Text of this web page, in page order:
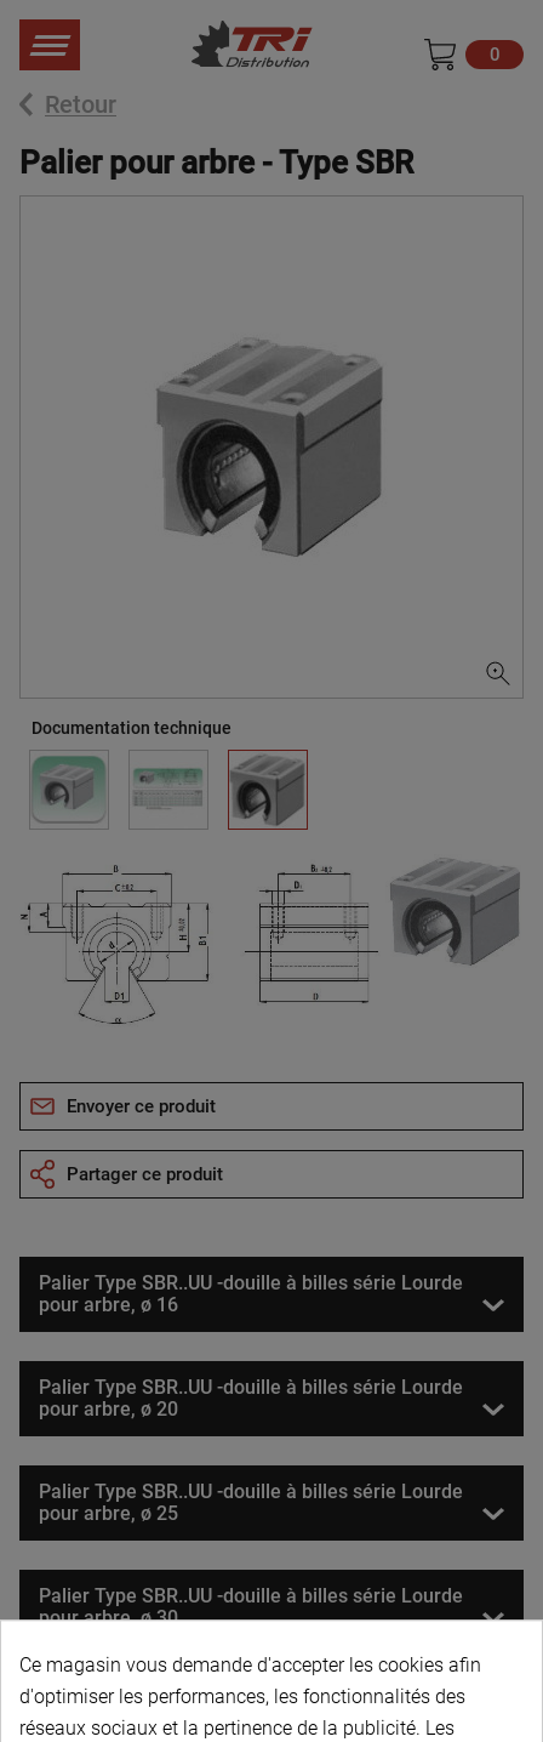
0
Retour
Palier pour arbre - Type SBR
Documentation technique
Envoyer ce produit
Partager ce produit
Palier Type SBR..UU -douille à billes série Lourde
pour arbre, ø 16
Palier Type SBR..UU -douille à billes série Lourde
pour arbre, ø 20
Palier Type SBR..UU -douille à billes série Lourde
pour arbre, ø 25
Palier Type SBR..UU -douille à billes série Lourde
pour arbre, ø 30
Palier Type SBR..UU -douille à billes série Lourde
pour arbre, ø 40
Ce magasin vous demande d'accepter les cookies afin
d'optimiser les performances, les fonctionnalités des
réseaux sociaux et la pertinence de la publicité. Les